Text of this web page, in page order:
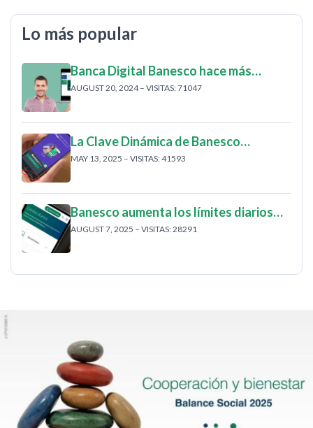
Lo más popular
Banca Digital Banesco hace más…
AUGUST 20, 2024 – VISITAS: 71047
La Clave Dinámica de Banesco…
MAY 13, 2025 – VISITAS: 41593
Banesco aumenta los límites diarios…
AUGUST 7, 2025 – VISITAS: 28291